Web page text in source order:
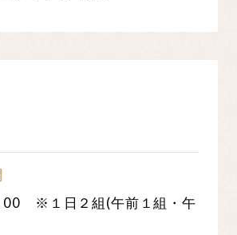
00 ※１日２組(午前１組・午